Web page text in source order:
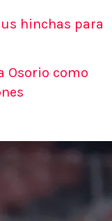
hinchas para
Osorio como